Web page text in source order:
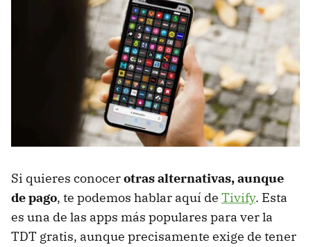
Si quieres conocerotras alternativas, aunque
de pago, te podemos hablar aquí de Tivify. Esta
es una de las apps más populares para ver la
TDT gratis, aunque precisamente exige de tener